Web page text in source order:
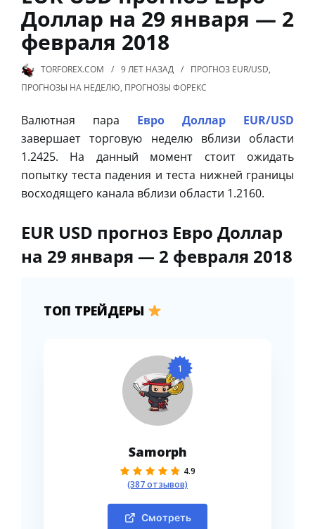
Доллар на 29 января — 2
февраля 2018
TORFOREX.COM 9 ЛЕТ НАЗАД ПРОГНОЗ EUR/USD,
ПРОГНОЗЫ НА НЕДЕЛЮ, ПРОГНОЗЫ ФОРЕКС
Валютная пара Евро Доллар EUR/USD
завершает торговую неделю вблизи области
1.2425. На данный момент стоит ожидать
попытку теста падения и теста нижней границы
восходящего канала вблизи области 1.2160.
EUR USD прогноз Евро Доллар
на 29 января — 2 февраля 2018
ТОП ТРЕЙДЕРЫ
1
Samorph
4.9
(387 отзывов)
Смотреть